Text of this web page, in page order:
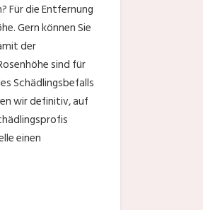
Für die Entfernung
Gern können Sie
der
sind für
Schädlingsbefalls
wir definitiv, auf
einen